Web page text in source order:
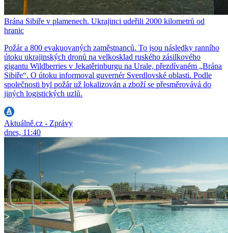
Brána Sibiře v plamenech. Ukrajinci udeřili 2000 kilometrů od
hranic
Požár a 800 evakuovaných zaměstnanců. To jsou následky ranního
útoku ukrajinských dronů na velkosklad ruského zásilkového
gigantu Wildberries v Jekatěrinburgu na Urale, přezdívaném „Brána
Sibiře“. O útoku informoval guvernér Sverdlovské oblasti. Podle
společnosti byl požár už lokalizován a zboží se přesměrovává do
jiných logistických uzlů.
Aktuálně.cz - Zprávy
dnes, 11:40